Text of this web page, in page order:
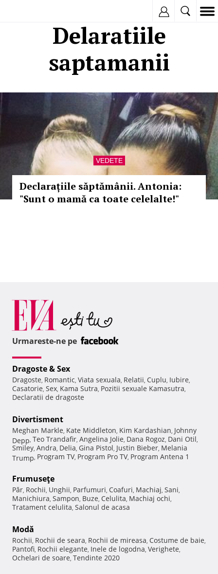
Delaratiile
saptamanii
VEDETE
Declarațiile săptămânii. Antonia:
"Sunt o mamă ca toate celelalte!"
Urmareste-ne pe
Dragoste & Sex
Dragoste, Romantic, Viata sexuala, Relatii, Cuplu, Iubire,
Casatorie, Sex, Kama Sutra, Pozitii sexuale Kamasutra,
Declaratii de dragoste
Divertisment
Meghan Markle, Kate Middleton, Kim Kardashian, Johnny
Depp, Teo Trandafir, Angelina Jolie, Dana Rogoz, Dani Otil,
Smiley, Andra, Delia, Gina Pistol, Justin Bieber, Melania
Trump, Program TV, Program Pro TV, Program Antena 1
Frumuseţe
Păr, Rochii, Unghii, Parfumuri, Coafuri, Machiaj, Sani,
Manichiura, Sampon, Buze, Celulita, Machiaj ochi,
Tratament celulita, Salonul de acasa
Modă
Rochii, Rochii de seara, Rochii de mireasa, Costume de baie,
Pantofi, Rochii elegante, Inele de logodna, Verighete,
Ochelari de soare, Tendinte 2020